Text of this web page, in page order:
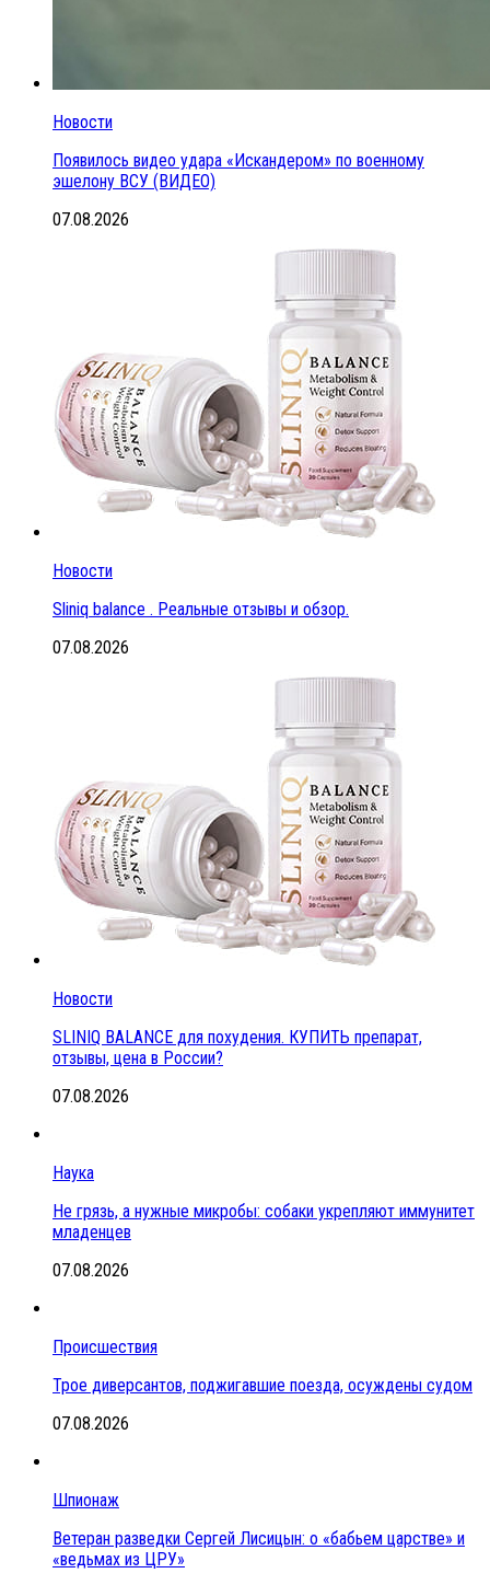
Новости
Появилось видео удара «Искандером» по военному
эшелону ВСУ (ВИДЕО)
07.08.2026
Новости
Sliniq balance . Реальные отзывы и обзор.
07.08.2026
Новости
SLINIQ BALANCE для похудения. КУПИТЬ препарат,
отзывы, цена в России?
07.08.2026
Наука
Не грязь, а нужные микробы: собаки укрепляют иммунитет
младенцев
07.08.2026
Происшествия
Трое диверсантов, поджигавшие поезда, осуждены судом
07.08.2026
Шпионаж
Ветеран разведки Сергей Лисицын: о «бабьем царстве» и
«ведьмах из ЦРУ»